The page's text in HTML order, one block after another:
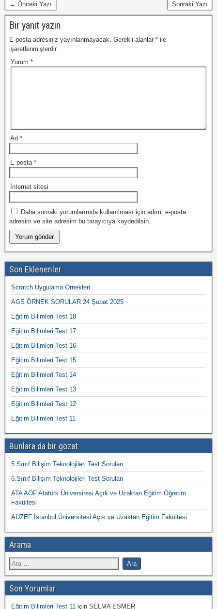
← Önceki Yazı Sonraki Yazı
Bir yanıt yazın
E-posta adresiniz yayınlanmayacak. Gerekli alanlar * ile
işaretlenmişlerdir
Yorum *
Ad *
E-posta *
İnternet sitesi
Daha sonraki yorumlarımda kullanılması için adım, e-posta
adresim ve site adresim bu tarayıcıya kaydedilsin.
Son Eklenenler
Scratch Uygulama Örnekleri
AGS ÖRNEK SORULAR 24 Şubat 2025
Eğitim Bilimleri Test 18
Eğitim Bilimleri Test 17
Eğitim Bilimleri Test 16
Eğitim Bilimleri Test 15
Eğitim Bilimleri Test 14
Eğitim Bilimleri Test 13
Eğitim Bilimleri Test 12
Eğitim Bilimleri Test 11
Bunlara da bir gözat
5.Sınıf Bilişim Teknolojileri Test Soruları
6.Sınıf Bilişim Teknolojileri Test Soruları
ATA AÖF Atatürk Üniversitesi Açık ve Uzaktan Eğitim Öğretim
Fakültesi
AUZEF İstanbul Üniversitesi Açık ve Uzaktan Eğitim Fakültesi
Arama
Son Yorumlar
Eğitim Bilimleri Test 11 için SELMA ESMER